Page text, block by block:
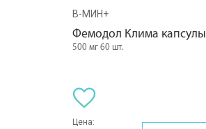
В-МИН+
Фемодол Клима капсулы
500 мг 60 шт.
Цена: